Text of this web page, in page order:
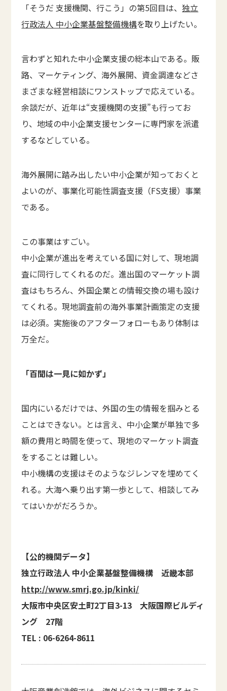
「そうだ 支援機関、行こう」の第5回目は、 独立
行政法人 中小企業基盤整備機構を取り上げたい。
言わずと知れた中小企業支援の総本山である。販
路、マーケティング、海外展開、資金調達などさ
まざまな経営相談にワンストップで応えている。
余談だが、近年は“支援機関の支援”も行ってお
り、地域の中小企業支援センターに専門家を派遣
するなどしている。
海外展開に踏み出したい中小企業が知っておくと
よいのが、事業化可能性調査支援（FS支援）事業
である。
この事業はすごい。
中小企業が進出を考えている国に対して、現地調
査に同行してくれるのだ。進出国のマーケット調
査はもちろん、外国企業との情報交換の場も設け
てくれる。現地調査前の海外事業計画策定の支援
は必須。実施後のアフターフォローもあり体制は
万全だ。
「百聞は一見に如かず」
国内にいるだけでは、外国の生の情報を掴みとる
ことはできない。とは言え、中小企業が単独で多
額の費用と時間を使って、現地のマーケット調査
をすることは難しい。
中小機構の支援はそのようなジレンマを埋めてく
れる。大海へ乗り出す第一歩として、相談してみ
てはいかがだろうか。
【公的機関データ】
独立行政法人 中小企業基盤整備機構 近畿本部
http://www.smrj.go.jp/kinki/
大阪市中央区安土町2丁目3-13 大阪国際ビルディ
ング 27階
TEL : 06-6264-8611